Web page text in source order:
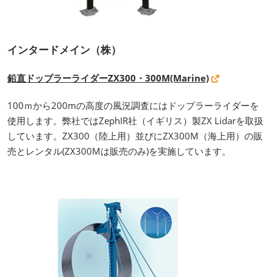
インタードメイン（株）
鉛直ドップラーライダーZX300・300M(Marine)
100ｍから200mの高度の風況調査にはドップラーライダーを
使用します。弊社ではZephIR社（イギリス）製ZX Lidarを取扱
しています。ZX300（陸上用）並びにZX300M（海上用）の販
売とレンタル(ZX300Mは販売のみ)を実施しています。